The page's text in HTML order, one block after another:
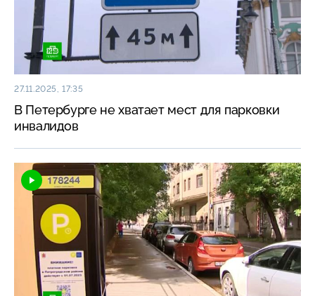
27.11.2025, 17:35
В Петербурге не хватает мест для парковки
инвалидов